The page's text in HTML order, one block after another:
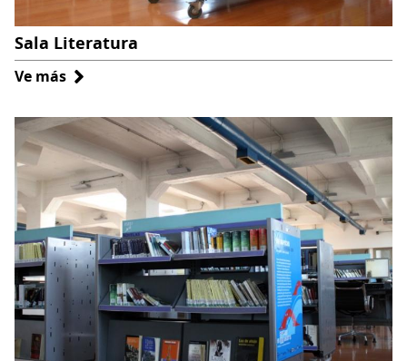
Sala Literatura
Ve más sobre
Literatura